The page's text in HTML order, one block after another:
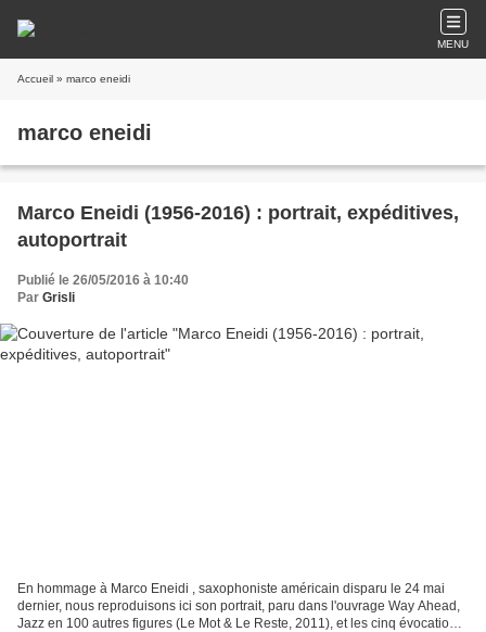
MENU
Accueil » marco eneidi
marco eneidi
Marco Eneidi (1956-2016) : portrait, expéditives,
autoportrait
Publié le 26/05/2016 à 10:40
Par Grisli
En hommage à Marco Eneidi , saxophoniste américain disparu le 24 mai
dernier, nous reproduisons ici son portrait, paru dans l'ouvrage Way Ahead,
Jazz en 100 autres figures (Le Mot & Le Reste, 2011), et les cinq évocations